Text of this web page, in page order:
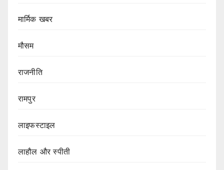
मार्मिक खबर
मौसम
राजनीति
रामपुर
लाइफस्टाइल
लाहौल और स्पीती